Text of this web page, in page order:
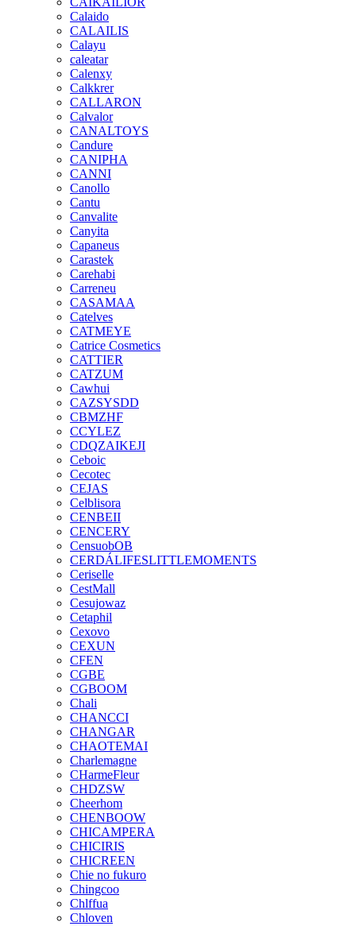
Calaido
CALAILIS
Calayu
caleatar
Calenxy
Calkkrer
CALLARON
Calvalor
CANALTOYS
Candure
CANIPHA
CANNI
Canollo
Cantu
Canvalite
Canyita
Capaneus
Carastek
Carehabi
Carreneu
CASAMAA
Catelves
CATMEYE
Catrice Cosmetics
CATTIER
CATZUM
Cawhui
CAZSYSDD
CBMZHF
CCYLEZ
CDQZAIKEJI
Ceboic
Cecotec
CEJAS
Celblisora
CENBEII
CENCERY
CensuobOB
CERDÁLIFESLITTLEMOMENTS
Ceriselle
CestMall
Cesujowaz
Cetaphil
Cexovo
CEXUN
CFEN
CGBE
CGBOOM
Chali
CHANCCI
CHANGAR
CHAOTEMAI
Charlemagne
CHarmeFleur
CHDZSW
Cheerhom
CHENBOOW
CHICAMPERA
CHICIRIS
CHICREEN
Chie no fukuro
Chingcoo
Chlffua
Chloven